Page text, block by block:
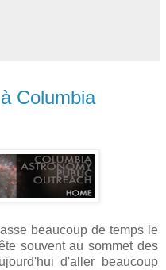
Columbia
beaucoup de temps le
souvent au sommet des
d'aller beaucoup